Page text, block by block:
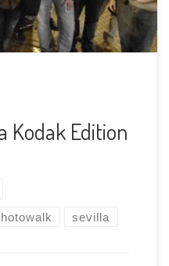
quieres […]
Kodak Edition
sevilla